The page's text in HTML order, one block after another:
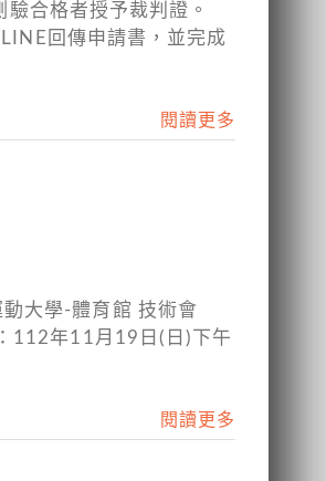
合格者授予裁判證。
回傳申請書，並完成
閱讀更多
學-體育館 技術會
112年11月19日(日)下午
閱讀更多